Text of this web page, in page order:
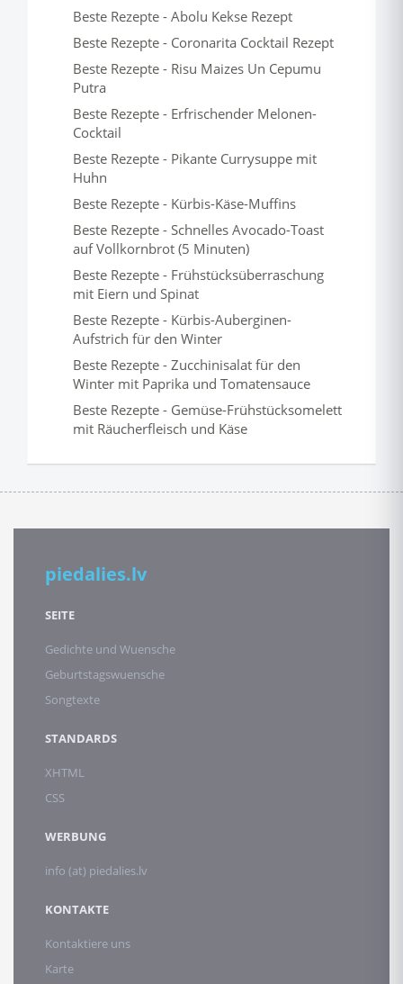
Beste Rezepte - Abolu Kekse Rezept
Beste Rezepte - Coronarita Cocktail Rezept
Beste Rezepte - Risu Maizes Un Cepumu
Putra
Beste Rezepte - Erfrischender Melonen-
Cocktail
Beste Rezepte - Pikante Currysuppe mit
Huhn
Beste Rezepte - Kürbis-Käse-Muffins
Beste Rezepte - Schnelles Avocado-Toast
auf Vollkornbrot (5 Minuten)
Beste Rezepte - Frühstücksüberraschung
mit Eiern und Spinat
Beste Rezepte - Kürbis-Auberginen-
Aufstrich für den Winter
Beste Rezepte - Zucchinisalat für den
Winter mit Paprika und Tomatensauce
Beste Rezepte - Gemüse-Frühstücksomelett
mit Räucherfleisch und Käse
piedalies.lv
SEITE
Gedichte und Wuensche
Geburtstagswuensche
Songtexte
STANDARDS
XHTML
CSS
WERBUNG
info (at) piedalies.lv
KONTAKTE
Kontaktiere uns
Karte